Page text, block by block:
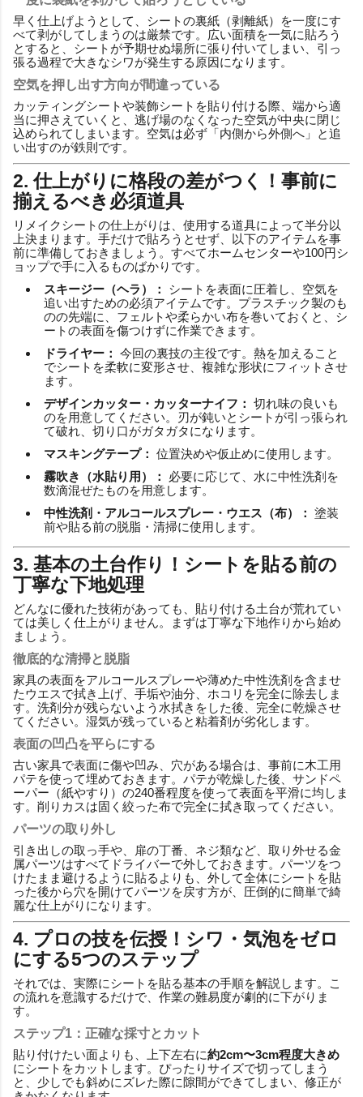
早く仕上げようとして、シートの裏紙（剥離紙）を一度にす
べて剥がしてしまうのは厳禁です。広い面積を一気に貼ろう
とすると、シートが予期せぬ場所に張り付いてしまい、引っ
張る過程で大きなシワが発生する原因になります。
空気を押し出す方向が間違っている
カッティングシートや装飾シートを貼り付ける際、端から適
当に押さえていくと、逃げ場のなくなった空気が中央に閉じ
込められてしまいます。空気は必ず「内側から外側へ」と追
い出すのが鉄則です。
2. 仕上がりに格段の差がつく！事前に
揃えるべき必須道具
リメイクシートの仕上がりは、使用する道具によって半分以
上決まります。手だけで貼ろうとせず、以下のアイテムを事
前に準備しておきましょう。すべてホームセンターや100円シ
ョップで手に入るものばかりです。
スキージー（ヘラ）：
シートを表面に圧着し、空気を
追い出すための必須アイテムです。プラスチック製のも
のの先端に、フェルトや柔らかい布を巻いておくと、シ
ートの表面を傷つけずに作業できます。
ドライヤー： 今回の裏技の主役です。熱を加えること
でシートを柔軟に変形させ、複雑な形状にフィットさせ
ます。
デザインカッター・カッターナイフ： 切れ味の良いも
のを用意してください。刃が鈍いとシートが引っ張られ
て破れ、切り口がガタガタになります。
マスキングテープ： 位置決めや仮止めに使用します。
霧吹き（水貼り用）：
必要に応じて、水に中性洗剤を
数滴混ぜたものを用意します。
中性洗剤・アルコールスプレー・ウエス（布）： 塗装
前や貼る前の脱脂・清掃に使用します。
3. 基本の土台作り！シートを貼る前の
丁寧な下地処理
どんなに優れた技術があっても、貼り付ける土台が荒れてい
ては美しく仕上がりません。まずは丁寧な下地作りから始め
ましょう。
徹底的な清掃と脱脂
家具の表面をアルコールスプレーや薄めた中性洗剤を含ませ
たウエスで拭き上げ、手垢や油分、ホコリを完全に除去しま
す。洗剤分が残らないよう水拭きをした後、完全に乾燥させ
てください。湿気が残っていると粘着剤が劣化します。
表面の凹凸を平らにする
古い家具で表面に傷や凹み、穴がある場合は、事前に木工用
パテを使って埋めておきます。パテが乾燥した後、サンドペ
ーパー（紙やすり）の240番程度を使って表面を平滑に均しま
す。削りカスは固く絞った布で完全に拭き取ってください。
パーツの取り外し
引き出しの取っ手や、扉の丁番、ネジ類など、取り外せる金
属パーツはすべてドライバーで外しておきます。パーツをつ
けたまま避けるように貼るよりも、外して全体にシートを貼
った後から穴を開けてパーツを戻す方が、圧倒的に簡単で綺
麗な仕上がりになります。
4. プロの技を伝授！シワ・気泡をゼロ
にする5つのステップ
それでは、実際にシートを貼る基本の手順を解説します。こ
の流れを意識するだけで、作業の難易度が劇的に下がりま
す。
ステップ1：正確な採寸とカット
貼り付けたい面よりも、上下左右に約2cm〜3cm程度大きめ
にシートをカットします。ぴったりサイズで切ってしまう
と、少しでも斜めにズレた際に隙間ができてしまい、修正が